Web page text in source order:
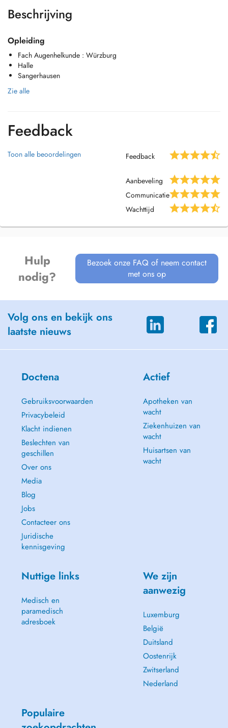
Beschrijving
Opleiding
Fach Augenhelkunde : Würzburg
Halle
Sangerhausen
Zie alle
Feedback
Toon alle beoordelingen Feedback
Aanbeveling
Communicatie
Wachttijd
Hulp
nodig?
Bezoek onze FAQ of neem contact
met ons op
Volg ons en bekijk ons
laatste nieuws
Doctena
Gebruiksvoorwaarden
Privacybeleid
Klacht indienen
Beslechten van
geschillen
Over ons
Media
Blog
Jobs
Contacteer ons
Juridische
kennisgeving
Actief
Apotheken van
wacht
Ziekenhuizen van
wacht
Huisartsen van
wacht
Nuttige links
Medisch en
paramedisch
adresboek
We zijn
aanwezig
Luxemburg
België
Duitsland
Oostenrijk
Zwitserland
Nederland
Populaire